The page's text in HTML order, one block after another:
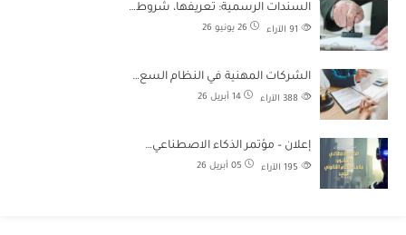
السندات الرسمية: تعريفها، شروط…
26 يونيو 26 الآراء
الشركات المهنية في النظام السع…
14 أبريل 26 الآراء
إعلان – مؤتمر الذكاء الاصطناعي…
05 أبريل 26 الآراء